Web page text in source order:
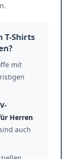
T-Shirts
mit
Herren
auch